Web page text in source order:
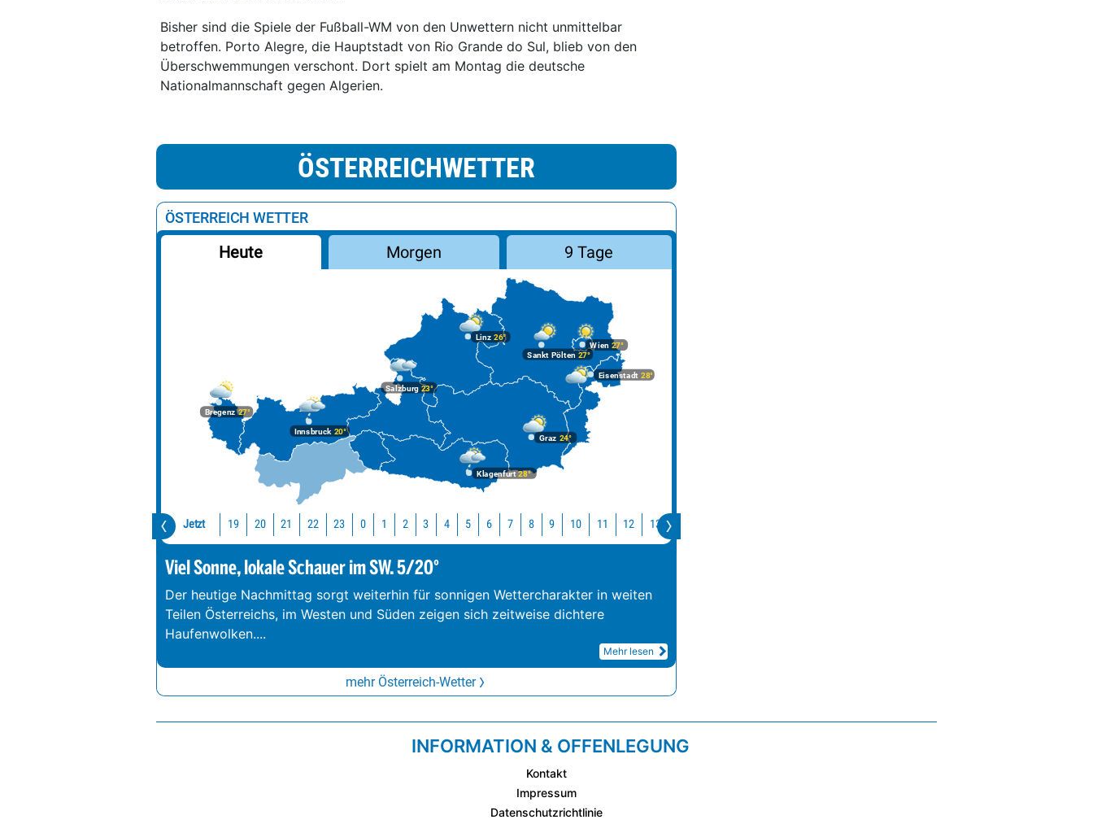
Bisher sind die Spiele der Fußball-WM von den Unwettern nicht unmittelbar
betroffen. Porto Alegre, die Hauptstadt von Rio Grande do Sul, blieb von den
Überschwemmungen verschont. Dort spielt am Montag die deutsche
Nationalmannschaft gegen Algerien.
ÖSTERREICHWETTER
ÖSTERREICH WETTER
Heute Morgen 9 Tage
Bregenz27°
Graz 24°
Innsbruck20°
Klagenfurt28°
Linz 26°
Salzburg23°
Wien 27°
Eisenstadt 28°
Sankt Pölten 27°
Jetzt 19 20 21 22 23 0 1 2 3 4 5 6 7 8 9 10 11 12 13
Viel Sonne, lokale Schauer im SW. 5/20°
Der heutige Nachmittag sorgt weiterhin für sonnigen Wettercharakter in weiten
Teilen Österreichs, im Westen und Süden zeigen sich zeitweise dichtere
Haufenwolken....
Mehr lesen
mehr Österreich-Wetter
INFORMATION & OFFENLEGUNG
Kontakt
Impressum
Datenschutzrichtlinie